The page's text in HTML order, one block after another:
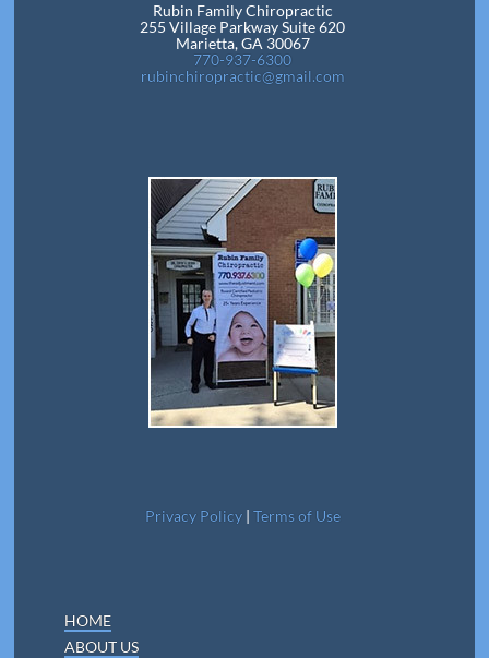
Rubin Family Chiropractic
255 Village Parkway Suite 620
Marietta, GA 30067
770-937-6300
rubinchiropractic@gmail.com
Privacy Policy| Terms of Use
HOME
ABOUT US